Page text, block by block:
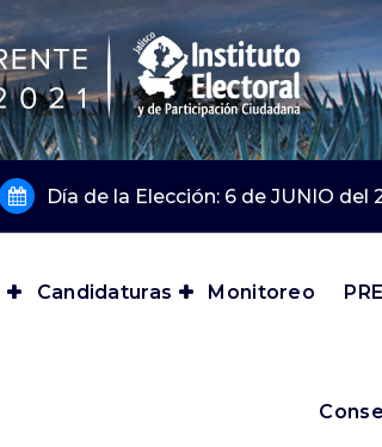
Día de la Elección: 6 de JUNIO del
Candidaturas Monitoreo